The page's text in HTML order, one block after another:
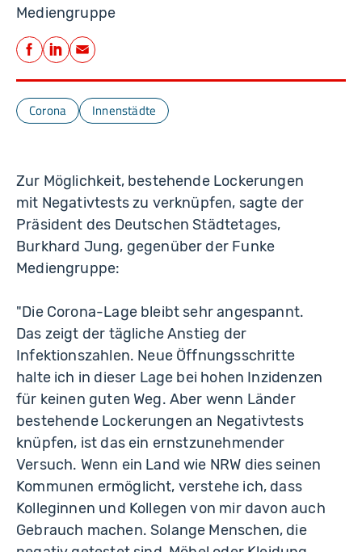
Mediengruppe
Teilen
Facebook
LinkedIn
E-Mail
Corona Innenstädte
Zur Möglichkeit, bestehende Lockerungen
mit Negativtests zu verknüpfen, sagte der
Präsident des Deutschen Städtetages,
Burkhard Jung, gegenüber der Funke
Mediengruppe:
"Die Corona-Lage bleibt sehr angespannt.
Das zeigt der tägliche Anstieg der
Infektionszahlen. Neue Öffnungsschritte
halte ich in dieser Lage bei hohen Inzidenzen
für keinen guten Weg. Aber wenn Länder
bestehende Lockerungen an Negativtests
knüpfen, ist das ein ernstzunehmender
Versuch. Wenn ein Land wie NRW dies seinen
Kommunen ermöglicht, verstehe ich, dass
Kolleginnen und Kollegen von mir davon auch
Gebrauch machen. Solange Menschen, die